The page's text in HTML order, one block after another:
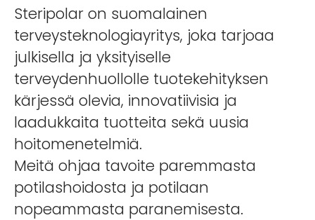
Steripolar on suomalainen
terveysteknologiayritys, joka tarjoaa
julkisella ja yksityiselle
terveydenhuollolle tuotekehityksen
kärjessä olevia, innovatiivisia ja
laadukkaita tuotteita sekä uusia
hoitomenetelmiä.
Meitä ohjaa tavoite paremmasta
potilashoidosta ja potilaan
nopeammasta paranemisesta.